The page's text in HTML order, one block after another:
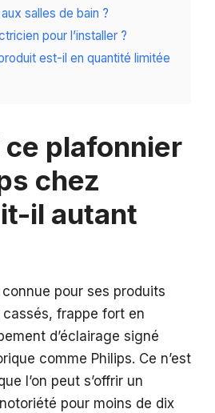
salles de bain ?
pour l’installer ?
est-il en quantité limitée
ce plafonnier
chez
il autant
connue pour ses produits
frappe fort en
d’éclairage signé
comme Philips. Ce n’est
l’on peut s’offrir un
pour moins de dix